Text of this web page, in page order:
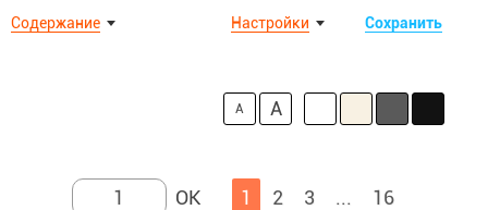
Содержание Сохранить
Настройки
A A
1 2 3 ... 16